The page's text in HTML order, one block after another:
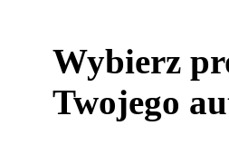
Wybierz
Twojego